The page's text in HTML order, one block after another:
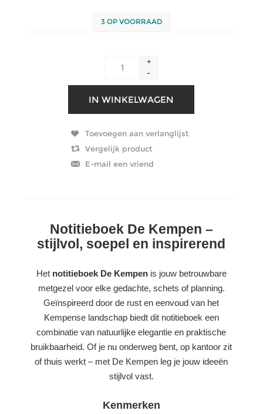
3 OP VOORRAAD
+
-
Notitieboek De Kempen –
stijlvol, soepel en inspirerend
Het notitieboek De Kempenis jouw betrouwbare
metgezel voor elke gedachte, schets of planning.
Geïnspireerd door de rust en eenvoud van het
Kempense landschap biedt dit notitieboek een
combinatie van natuurlijke elegantie en praktische
bruikbaarheid. Of je nu onderweg bent, op kantoor zit
of thuis werkt – met De Kempen leg je jouw ideeën
stijlvol vast.
Kenmerken